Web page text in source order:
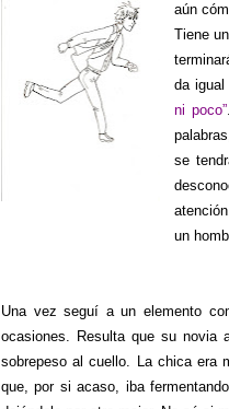
aún
Tiene
da
ni poco”
se
un
Una vez seguí a un elemento
ocasiones. Resulta que su novia
sobrepeso al cuello. La chica era
que, por si acaso, iba